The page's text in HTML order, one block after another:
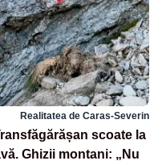
Realitatea de Caras-Severin
scoate la
Ghizii montani: „Nu